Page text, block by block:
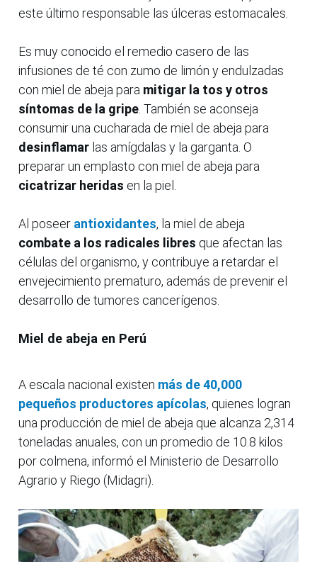
este último responsable las úlceras estomacales.
Es muy conocido el remedio casero de las
infusiones de té con zumo de limón y endulzadas
con miel de abeja para mitigar la tos y otros
síntomas de la gripe . También se aconseja
consumir una cucharada de miel de abeja para
desinflamar las amígdalas y la garganta. O
preparar un emplasto con miel de abeja para
cicatrizar heridas en la piel.
Al poseer antioxidantes, la miel de abeja
combate a los radicales libres que afectan las
células del organismo, y contribuye a retardar el
envejecimiento prematuro, además de prevenir el
desarrollo de tumores cancerígenos.
Miel de abeja en Perú
A escala nacional existen más de 40,000
pequeños productores apícolas, quienes logran
una producción de miel de abeja que alcanza 2,314
toneladas anuales, con un promedio de 10.8 kilos
por colmena, informó el Ministerio de Desarrollo
Agrario y Riego (Midagri).